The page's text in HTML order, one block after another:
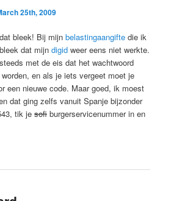
25th, 2009
bleek! Bij mijnbelastingaangifte die ik
dat mijndigid weer eens niet werkte.
met de eis dat het wachtwoord
en als je iets vergeet moet je
een nieuwe code. Maar goed, ik moest
dat ging zelfs vanuit Spanje bijzonder
tik jesofi burgerservicenummer in en